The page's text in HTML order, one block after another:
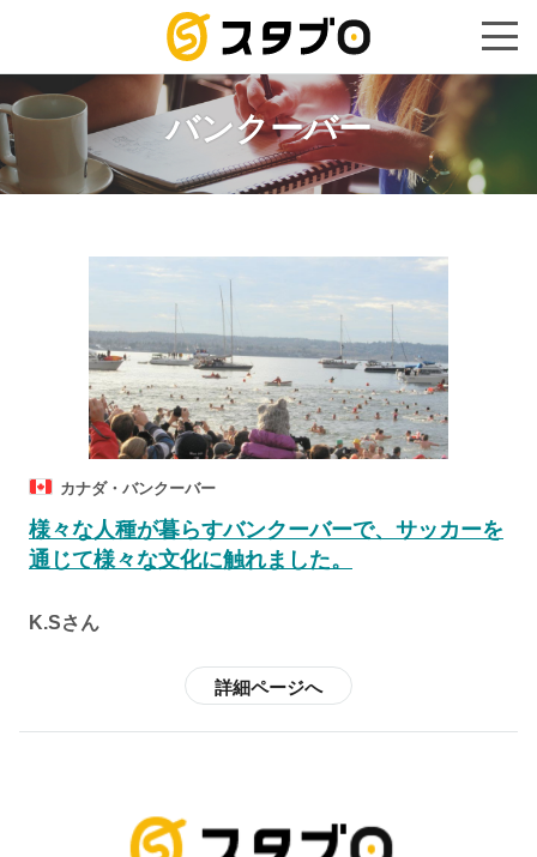
手続き
バンクーバー
カナダ・バンクーバー
様々な人種が暮らすバンクーバーで、サッカーを
通じて様々な文化に触れました。
K.Sさん
詳細ページへ